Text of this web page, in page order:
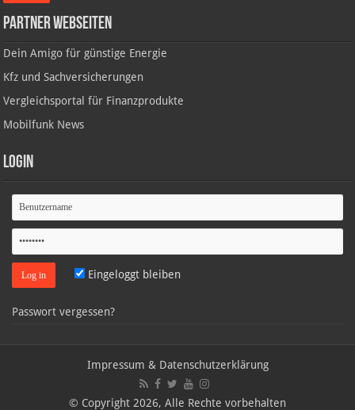
Partner Webseiten
Dein Amigo für günstige Energie
Kfz und Sachversicherungen
Vergleichsportal für Finanzprodukte
Mobilfunk News
Login
Eingeloggt bleiben
Passwort vergessen?
Impressum & Datenschutzerklärung
© Copyright 2026, Alle Rechte vorbehalten